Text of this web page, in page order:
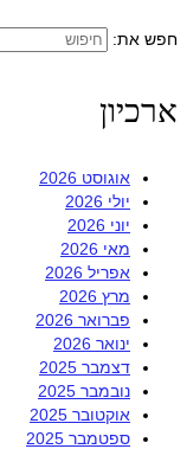
חפש את:
ארכיון
אוגוסט 2026
יולי 2026
יוני 2026
מאי 2026
אפריל 2026
מרץ 2026
פברואר 2026
ינואר 2026
דצמבר 2025
נובמבר 2025
אוקטובר 2025
ספטמבר 2025